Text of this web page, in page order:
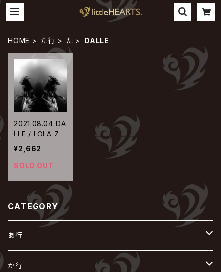
HOME た行 た DALLE
2021.08.04 DA
LLE / LOLA ZA
ZA CROWLEY
¥2,662
SOLD OUT
CATEGORY
あ行
あ
か行